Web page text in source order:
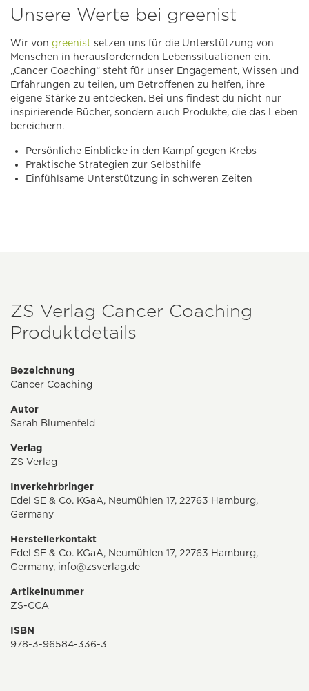
Unsere Werte bei greenist
Wir von greenist setzen uns für die Unterstützung von
Menschen in herausfordernden Lebenssituationen ein.
„Cancer Coaching“ steht für unser Engagement, Wissen und
Erfahrungen zu teilen, um Betroffenen zu helfen, ihre
eigene Stärke zu entdecken. Bei uns findest du nicht nur
inspirierende Bücher, sondern auch Produkte, die das Leben
bereichern.
Persönliche Einblicke in den Kampf gegen Krebs
Praktische Strategien zur Selbsthilfe
Einfühlsame Unterstützung in schweren Zeiten
ZS Verlag Cancer Coaching
Produktdetails
Bezeichnung
Cancer Coaching
Autor
Sarah Blumenfeld
Verlag
ZS Verlag
Inverkehrbringer
Edel SE & Co. KGaA, Neumühlen 17, 22763 Hamburg,
Germany
Herstellerkontakt
Edel SE & Co. KGaA, Neumühlen 17, 22763 Hamburg,
Germany, info@zsverlag.de
Artikelnummer
ZS-CCA
ISBN
978-3-96584-336-3